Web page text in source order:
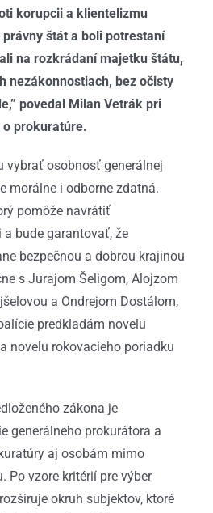
korupcii a klientelizmu
štát a boli potrestaní
na rozkrádaní majetku štátu,
nezákonnostiach, bez očisty
povedal Milan Vetrák pri
prokuratúre.
vybrať osobnosť generálnej
morálne i odborne zdatná.
pomôže navrátiť
bude garantovať, že
bezpečnou a dobrou krajinou
s Jurajom Šeligom, Alojzom
a Ondrejom Dostálom,
predkladám novelu
novelu rokovacieho poriadku
zákona je
generálneho prokurátora a
aj osobám mimo
Po vzore kritérií pre výber
okruh subjektov, ktoré